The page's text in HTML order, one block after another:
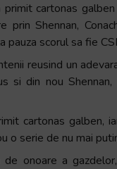
cartonas
prin Shennan,
pauza scorul sa fie
reusind un
si din nou
cartonas galben,
o serie de nu mai
de onoare a